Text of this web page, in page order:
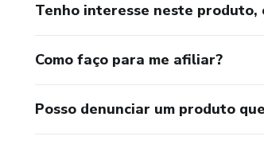
Tenho interesse neste produto,
Como faço para me afiliar?
Posso denunciar um produto